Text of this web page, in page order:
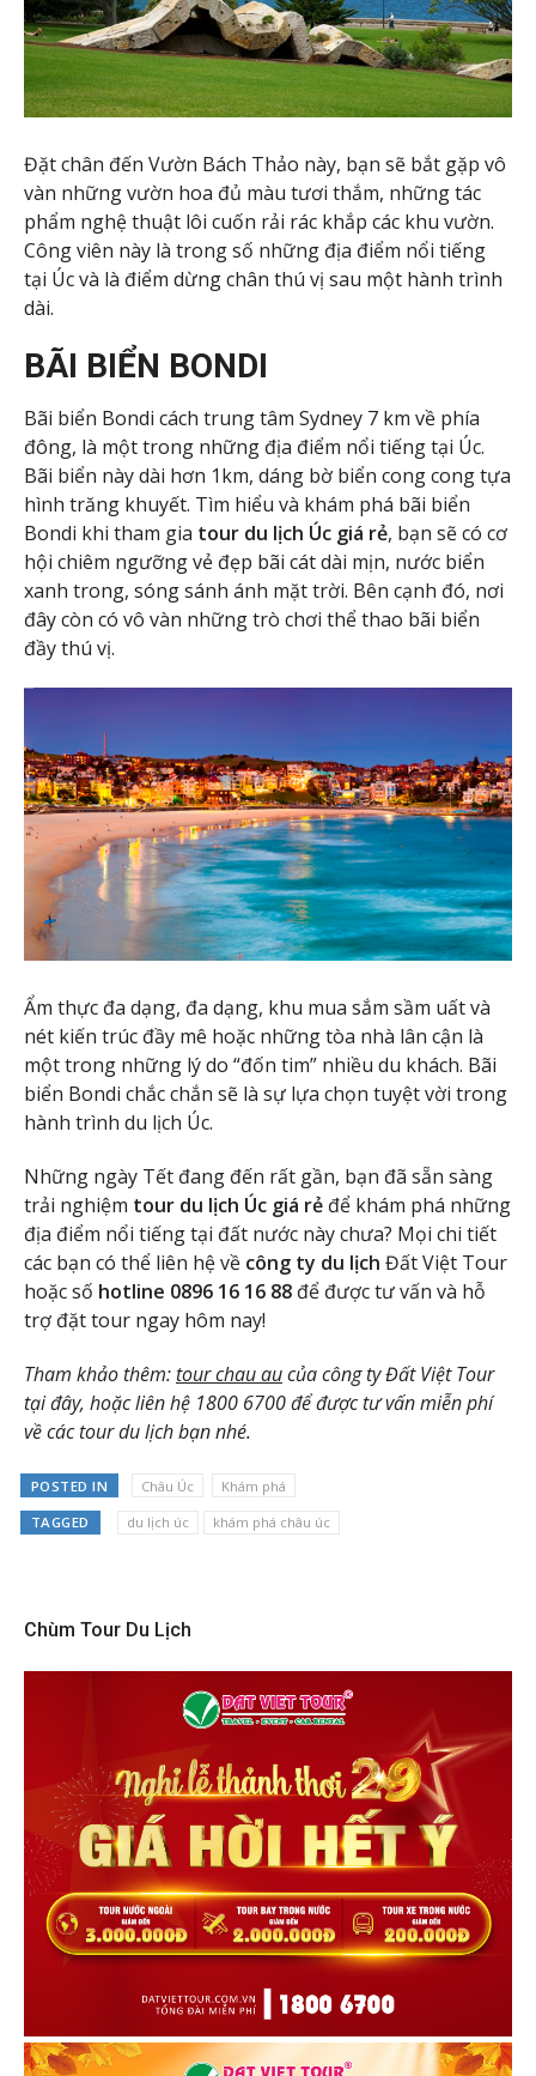
Đặt chân đến Vườn Bách Thảo này, bạn sẽ bắt gặp vô
vàn những vườn hoa đủ màu tươi thắm, những tác
phẩm nghệ thuật lôi cuốn rải rác khắp các khu vườn.
Công viên này là trong số những địa điểm nổi tiếng
tại Úc và là điểm dừng chân thú vị sau một hành trình
dài.
BÃI BIỂN BONDI
Bãi biển Bondi cách trung tâm Sydney 7 km về phía
đông, là một trong những địa điểm nổi tiếng tại Úc.
Bãi biển này dài hơn 1km, dáng bờ biển cong cong tựa
hình trăng khuyết. Tìm hiểu và khám phá bãi biển
Bondi khi tham gia tour du lịch Úc giá rẻ, bạn sẽ có cơ
hội chiêm ngưỡng vẻ đẹp bãi cát dài mịn, nước biển
xanh trong, sóng sánh ánh mặt trời. Bên cạnh đó, nơi
đây còn có vô vàn những trò chơi thể thao bãi biển
đầy thú vị.
Ẩm thực đa dạng, đa dạng, khu mua sắm sầm uất và
nét kiến trúc đầy mê hoặc những tòa nhà lân cận là
một trong những lý do “đốn tim” nhiều du khách. Bãi
biển Bondi chắc chắn sẽ là sự lựa chọn tuyệt vời trong
hành trình du lịch Úc.
Những ngày Tết đang đến rất gần, bạn đã sẵn sàng
trải nghiệm tour du lịch Úc giá rẻ để khám phá những
địa điểm nổi tiếng tại đất nước này chưa? Mọi chi tiết
các bạn có thể liên hệ về công ty du lịch Đất Việt Tour
hoặc số hotline 0896 16 16 88 để được tư vấn và hỗ
trợ đặt tour ngay hôm nay!
Tham khảo thêm:tour chau aucủa công ty Đất Việt Tour
tại đây, hoặc liên hệ 1800 6700 để được tư vấn miễn phí
về các tour du lịch bạn nhé.
POSTED IN Châu Úc Khám phá
TAGGED du lịch úc khám phá châu úc
Chùm Tour Du Lịch